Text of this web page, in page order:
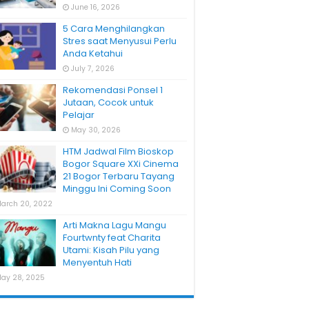
June 16, 2026
5 Cara Menghilangkan
Stres saat Menyusui Perlu
Anda Ketahui
July 7, 2026
Rekomendasi Ponsel 1
Jutaan, Cocok untuk
Pelajar
May 30, 2026
HTM Jadwal Film Bioskop
Bogor Square XXi Cinema
21 Bogor Terbaru Tayang
Minggu Ini Coming Soon
20, 2022
Arti Makna Lagu Mangu
Fourtwnty feat Charita
Utami: Kisah Pilu yang
Menyentuh Hati
28, 2025